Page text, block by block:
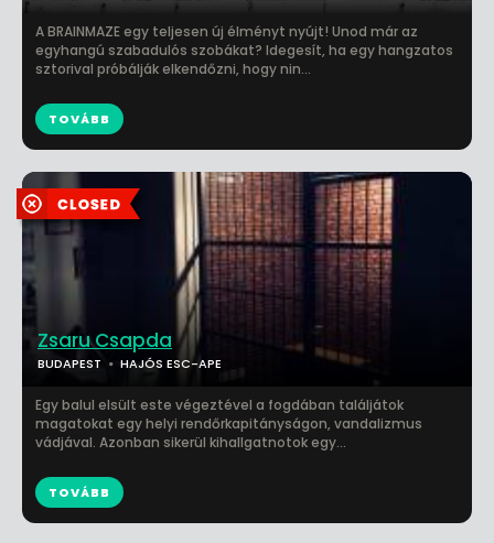
A BRAINMAZE egy teljesen új élményt nyújt! Unod már az
egyhangú szabadulós szobákat? Idegesít, ha egy hangzatos
sztorival próbálják elkendőzni, hogy nin...
TOVÁBB
Zsaru Csapda
BUDAPEST HAJÓS ESC-APE
Egy balul elsült este végeztével a fogdában találjátok
magatokat egy helyi rendőrkapitányságon, vandalizmus
vádjával. Azonban sikerül kihallgatnotok egy...
TOVÁBB